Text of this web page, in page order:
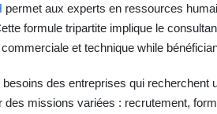
permet aux experts en ressources
formule tripartite implique le
et technique while
des entreprises qui recherchent
missions variées : recrutement,